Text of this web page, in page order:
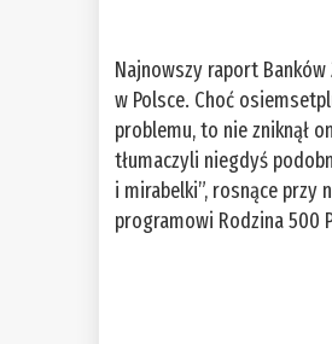
Najnowszy raport
w Polsce. Choć
problemu, to nie zniknął
tłumaczyli niegdyś
i mirabelki”, rosnące przy
programowi Rodzina 500